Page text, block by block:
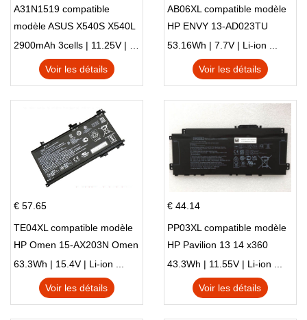
A31N1519 compatible
modèle ASUS X540S X540L
X540LA-SI302 X540SA
X540S
2900mAh 3cells | 11.25V | Li-ion ...
Voir les détails
AB06XL compatible modèle
HP ENVY 13-AD023TU
HSTNN-DB8C 921438-855
TPN-I128
53.16Wh | 7.7V | Li-ion ...
Voir les détails
€ 57.65
TE04XL compatible modèle
HP Omen 15-AX203N Omen
15 Series Pavilion 15 Series
63.3Wh | 15.4V | Li-ion ...
Voir les détails
€ 44.14
PP03XL compatible modèle
HP Pavilion 13 14 x360
L83388-AC1 L83388-421
HSTNN-LB8S M01118-421
M01144-005 13-BB 14-DV
43.3Wh | 11.55V | Li-ion ...
Voir les détails